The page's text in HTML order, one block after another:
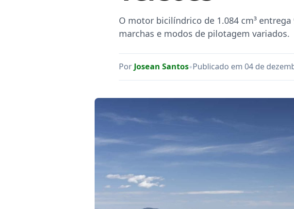
O motor bicilíndrico de 1.084 cm³
marchas e modos de pilotagem variados.
Por Josean Santos•Publicado em 04 de